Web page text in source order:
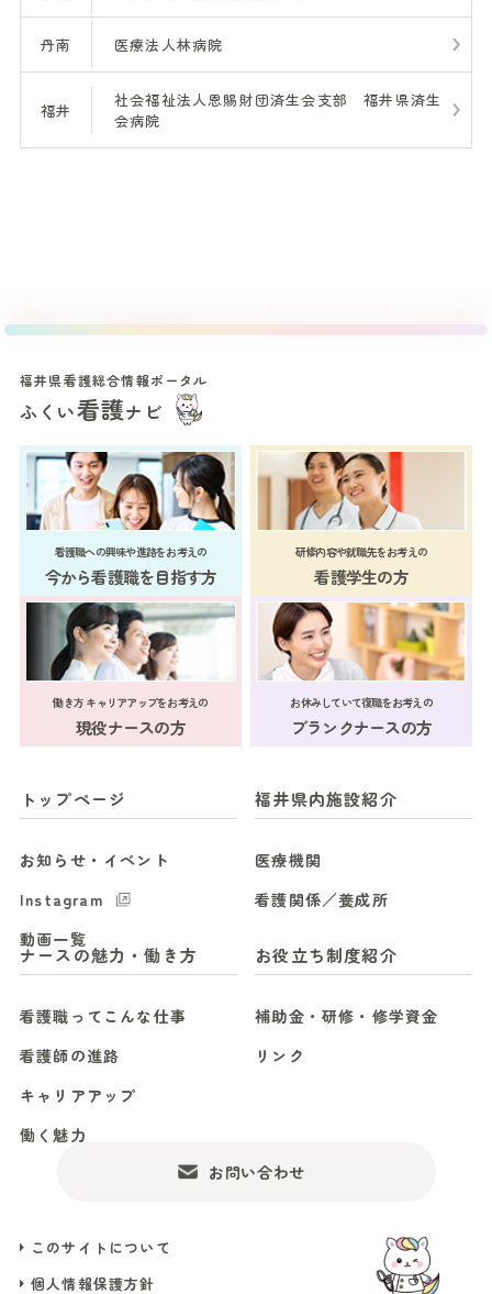
丹南 医療法人林病院
福井
社会福祉法人恩賜財団済生会支部 福井県済生
会病院
福井県看護総合情報ポータル
ふくい看護ナビ
お問い合わせ
このサイトについて
個人情報保護方針
看護職への興味や進路をお考えの
今から看護職を目指す方
研修内容や就職先をお考えの
看護学生の方
働き方 キャリアアップをお考えの
現役ナースの方
お休みしていて復職をお考えの
ブランクナースの方
トップページ
お知らせ・イベント
Instagram
動画一覧
福井県内施設紹介
医療機関
看護関係／養成所
ナースの魅力・働き方
看護職ってこんな仕事
看護師の進路
キャリアアップ
働く魅力
お役立ち制度紹介
補助金・研修・修学資金
リンク